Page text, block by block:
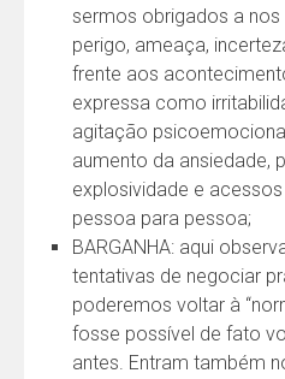
sermos obrigados a
perigo, ameaça,
frente aos
expressa como
agitação
aumento da ansiedade,
explosividade e
pessoa para pessoa;
BARGANHA: aqui
tentativas de negociar
poderemos voltar à
fosse possível de fato
antes. Entram também